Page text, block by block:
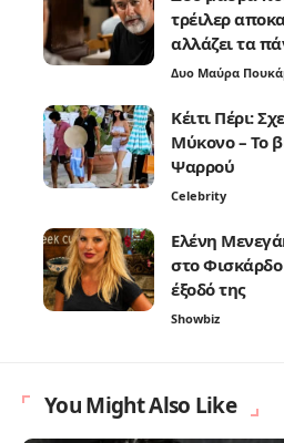
τρέιλερ
αλλάζει τα
Δυο Μαύρα
Κέιτι Πέρι:
Μύκονο – Το
Ψαρρού
Celebrity
Ελένη
στο Φισκάρδο
έξοδό της
Showbiz
You Might Also Like